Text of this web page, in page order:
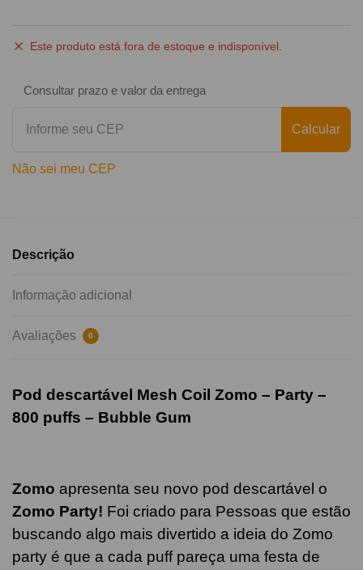
Este produto está fora de estoque e indisponível.
Consultar prazo e valor da entrega
Calcular
Não sei meu CEP
Descrição
Informação adicional
Avaliações 0
Pod descartável Mesh Coil Zomo – Party –
800 puffs – Bubble Gum
Zomo apresenta seu novo pod descartável o
Zomo Party! Foi criado para Pessoas que estão
buscando algo mais divertido a ideia do Zomo
party é que a cada puff pareça uma festa de